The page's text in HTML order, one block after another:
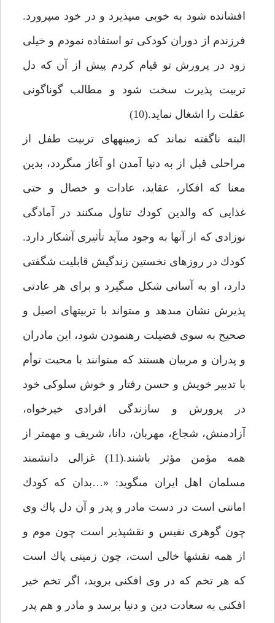
افشانده شود به خوبى مى‏پذيرد و در خود مى‏پرورد.
فرزندم از دوران كودكى تو استفاده نمودم و خيلى
زود در پرورش تو قيام كردم پيش از آن كه دل
تربيت پذيرت سخت شود و مطالب گوناگونى
عقلت را اشغال نمايد.(10)
البته ناگفته نماند كه زمينه‏هاى تربيت طفل از
مراحلى قبل از به دنيا آمدن او آغاز مى‏گردد، بدين
معنا كه افكار، عقايد، عادات و خصال و حتى
غذايى كه والدين كودك تناول مى‏كنند در آمادگى
نوزادى كه از آنها به وجود مى‏آيد تأثيرى آشكار دارد.
كودك در روزهاى نخستين زندگيش قابليت شگفتى
دارد، او به آسانى شكل مى‏گيرد و براى هر عادتى
پذيرش نشان مى‏دهد و مى‏تواند با تربيت‏هاى اصيل و
صحيح به سوى فضيلت رهنمودن شود، اين مادران
و پدران و مربيان هستند كه مى‏توانند با محبت توأم
با تدبير خويش و حسن رفتار و خوش سلوكى خود
در پرورش و سازندگى افرادى خيرخواه،
آزادمنش، شجاع، مهربان، دانا، شريف و مهمتر از
همه مؤمن مؤثر باشند.(11) غزالى دانشمند
مسلمان اهل ايران مى‏گويد: «…بدان كه كودك
امانتى است در دست مادر و پدر و آن دل پاك وى
چون گوهرى نفيس و نقش‏پذير است چون موم و
از همه نقش‏ها خالى است، چون زمينى پاك است
كه هر تخم كه در وى افكنى برويد، اگر تخم خير
افكنى به سعادت دين و دنيا برسد و مادر و هم پدر